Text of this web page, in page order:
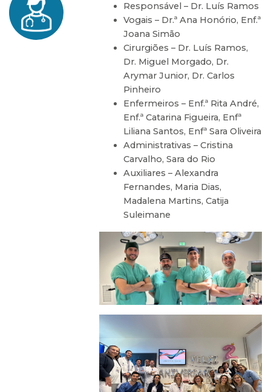
Responsável – Dr. Luís Ramos
Vogais – Dr.ª Ana Honório, Enf.ª
Joana Simão
Cirurgiões – Dr. Luís Ramos,
Dr. Miguel Morgado, Dr.
Arymar Junior, Dr. Carlos
Pinheiro
Enfermeiros – Enf.ª Rita André,
Enf.ª Catarina Figueira, Enfª
Liliana Santos, Enfª Sara Oliveira
Administrativas – Cristina
Carvalho, Sara do Rio
Auxiliares – Alexandra
Fernandes, Maria Dias,
Madalena Martins, Catija
Suleimane